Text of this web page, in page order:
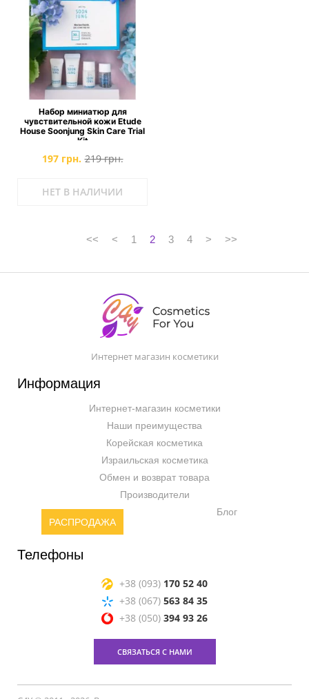
Набор миниатюр для
чувствительной кожи Etude
House Soonjung Skin Care Trial
Kit
197 грн. 219 грн.
НЕТ В НАЛИЧИИ
<< < 1 2 3 4 > >>
Интернет магазин косметики
Информация
Интернет-магазин косметики
Наши преимущества
Корейская косметика
Израильская косметика
Обмен и возврат товара
Производители
РАСПРОДАЖА
Блог
Телефоны
+38 (093) 170 52 40
+38 (067) 563 84 35
+38 (050) 394 93 26
СВЯЗАТЬСЯ С НАМИ